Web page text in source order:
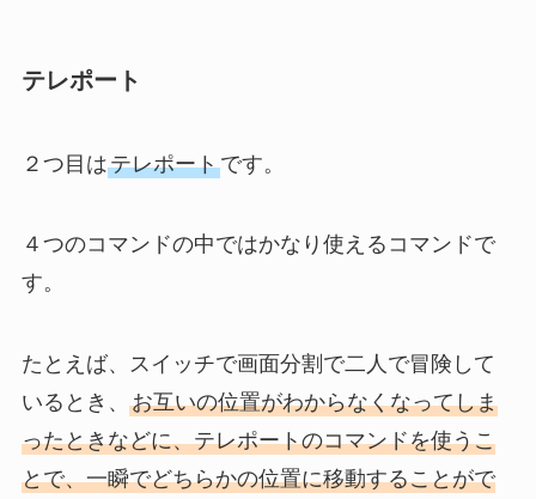
テレポート
２つ目はテレポートです。
４つのコマンドの中ではかなり使えるコマンドで
す。
たとえば、スイッチで画面分割で二人で冒険して
いるとき、 お互いの位置がわからなくなってしま
ったときなどに、テレポートのコマンドを使うこ
とで、一瞬でどちらかの位置に移動することがで